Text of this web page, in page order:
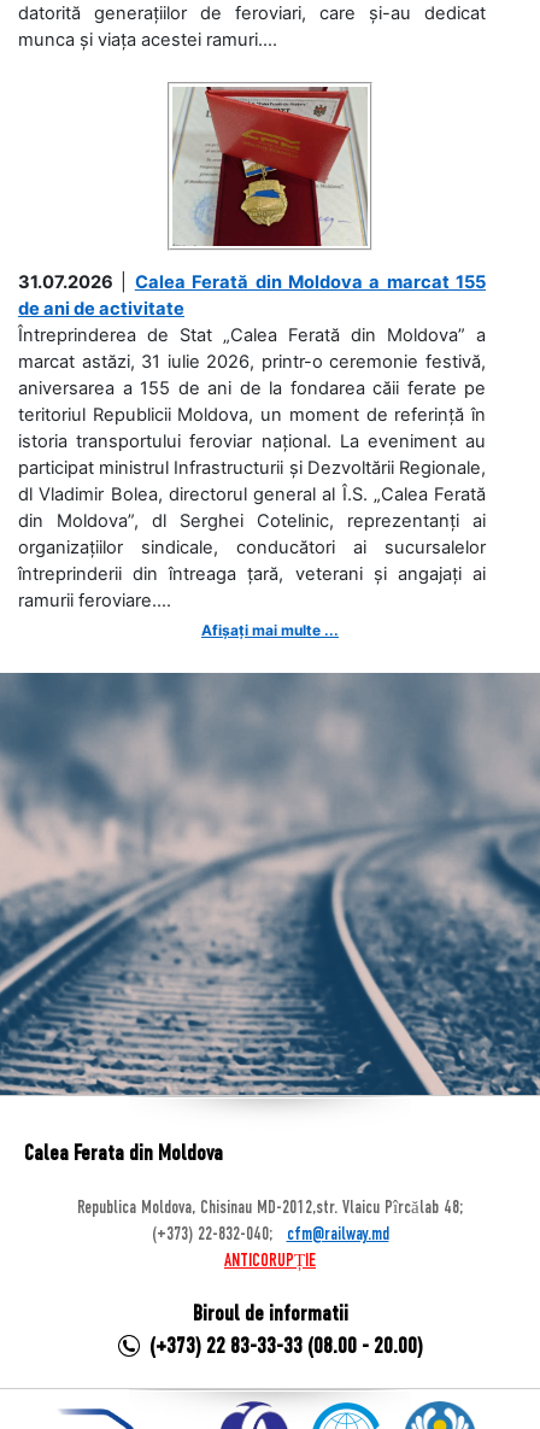
datorită generațiilor de feroviari, care și-au dedicat
munca și viața acestei ramuri....
31.07.2026
Calea Ferată din Moldova a marcat 155
de ani de activitate
Întreprinderea de Stat „Calea Ferată din Moldova” a
marcat astăzi, 31 iulie 2026, printr-o ceremonie festivă,
aniversarea a 155 de ani de la fondarea căii ferate pe
teritoriul Republicii Moldova, un moment de referință în
istoria transportului feroviar național. La eveniment au
participat ministrul Infrastructurii și Dezvoltării Regionale,
dl Vladimir Bolea, directorul general al Î.S. „Calea Ferată
din Moldova”, dl Serghei Cotelinic, reprezentanți ai
organizațiilor sindicale, conducători ai sucursalelor
întreprinderii din întreaga țară, veterani și angajați ai
ramurii feroviare....
Afișați mai multe ...
Calea Ferata din Moldova
Republica Moldova, Chisinau MD-2012,str. Vlaicu Pîrcălab 48;
(+373) 22-832-040;
cfm@railway.md
ANTICORUPȚIE
Biroul de informatii
(+373) 22 83-33-33 (08.00 - 20.00)